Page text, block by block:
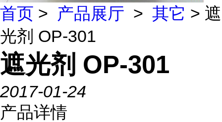
首页 > 产品展厅 > 其它 > 遮
光剂 OP-301
遮光剂 OP-301
2017-01-24
产品详情